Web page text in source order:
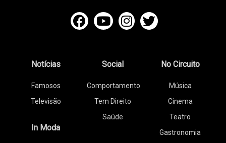
Notícias
Famosos
Televisão
In Moda
Social
Comportamento
Tem Direito
Saúde
No Circuito
Música
Cinema
Teatro
Gastronomia